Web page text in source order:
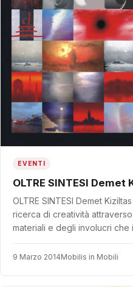
EVENTI
OLTRE SINTESI Demet
OLTRE SINTESI Demet
ricerca di creatività
materiali e degli involucri
9 Marzo 2014Mobilis in Mobili